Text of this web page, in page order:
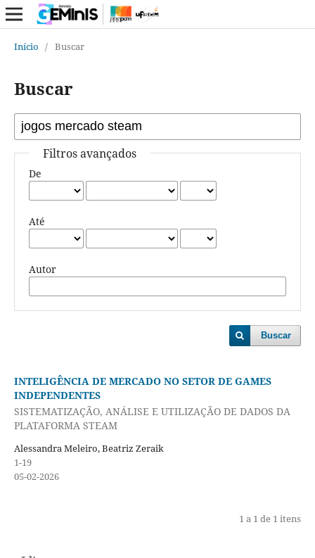
Início / Buscar
Buscar
Filtros avançados
De
Até
Autor
Buscar
INTELIGÊNCIA DE MERCADO NO SETOR DE GAMES
INDEPENDENTES
SISTEMATIZAÇÃO, ANÁLISE E UTILIZAÇÃO DE DADOS DA
PLATAFORMA STEAM
Alessandra Meleiro, Beatriz Zeraik
1-19
05-02-2026
1 a 1 de 1 itens